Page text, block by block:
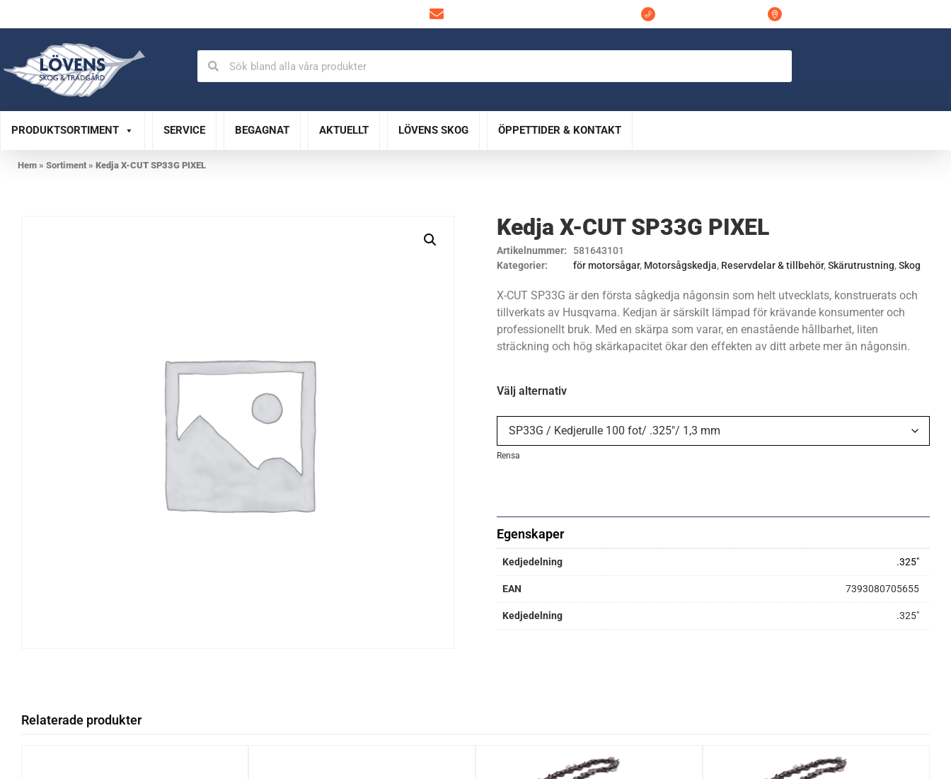
PRODUKTSORTIMENT SERVICE BEGAGNAT AKTUELLT LÖVENS SKOG ÖPPETTIDER & KONTAKT
Hem » Sortiment» Kedja X-CUT SP33G PIXEL
Kedja X-CUT SP33G PIXEL
Artikelnummer:
581643101
Kategorier:
för motorsågar, Motorsågskedja, Reservdelar & tillbehör,Skärutrustning,Skog
X-CUT SP33G är den första sågkedja någonsin som helt utvecklats, konstruerats och
tillverkats av Husqvarna. Kedjan är särskilt lämpad för krävande konsumenter och
professionellt bruk. Med en skärpa som varar, en enastående hållbarhet, liten
sträckning och hög skärkapacitet ökar den effekten av ditt arbete mer än någonsin.
Välj alternativ
Rensa
Egenskaper
Kedjedelning .325"
EAN 7393080705655
Kedjedelning .325"
Relaterade produkter